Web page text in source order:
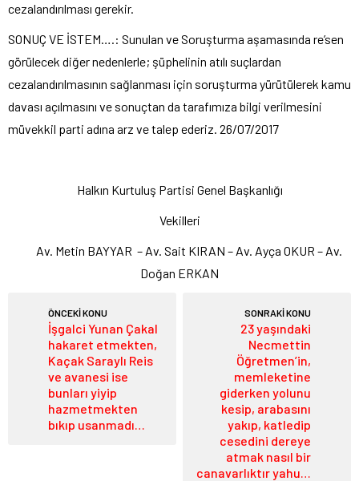
cezalandırılması gerekir.
SONUÇ VE İSTEM….: Sunulan ve Soruşturma aşamasında re’sen
görülecek diğer nedenlerle; şüphelinin atılı suçlardan
cezalandırılmasının sağlanması için soruşturma yürütülerek kamu
davası açılmasını ve sonuçtan da tarafımıza bilgi verilmesini
müvekkil parti adına arz ve talep ederiz. 26/07/2017
Halkın Kurtuluş Partisi Genel Başkanlığı
Vekilleri
Av. Metin BAYYAR – Av. Sait KIRAN – Av. Ayça OKUR – Av.
Doğan ERKAN
ÖNCEKİ KONU
İşgalci Yunan Çakal
hakaret etmekten,
Kaçak Saraylı Reis
ve avanesi ise
bunları yiyip
hazmetmekten
bıkıp usanmadı…
SONRAKİ KONU
23 yaşındaki
Necmettin
Öğretmen’in,
memleketine
giderken yolunu
kesip, arabasını
yakıp, katledip
cesedini dereye
atmak nasıl bir
canavarlıktır yahu…